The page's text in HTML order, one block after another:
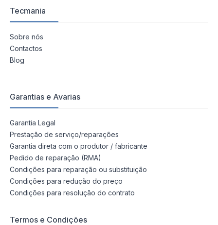
Tecmania
Sobre nós
Contactos
Blog
Garantias e Avarias
Garantia Legal
Prestação de serviço/reparações
Garantia direta com o produtor / fabricante
Pedido de reparação (RMA)
Condições para reparação ou substituição
Condições para redução do preço
Condições para resolução do contrato
Termos e Condições